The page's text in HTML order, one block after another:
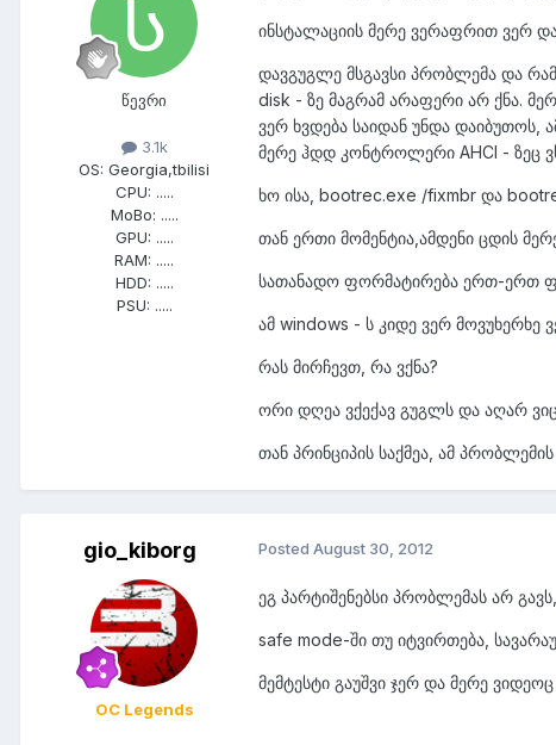
წევრი
3.1k
OS: Georgia,tbilisi
CPU: .....
MoBo: .....
GPU: .....
RAM: .....
HDD: .....
PSU: .....
ინსტალაციის მერე ვერაფრით ვერ
დავგუგლე მსგავსი პრობლემა და
disk - ზე მაგრამ არაფერი არ ქნა.
ვერ ხვდება საიდან უნდა დაიბუთოს,
მერე ჰდდ კონტროლერი AHCI - ზეც
ხო ისა, bootrec.exe /fixmbr და
თან ერთი მომენტია,ამდენი ცდის
სათანადო ფორმატირება ერთ-ერთ
ამ windows - ს კიდე ვერ მოვუხერხე
რას მირჩევთ, რა ვქნა?
ორი დღეა ვქექავ გუგლს და აღარ
თან პრინციპის საქმეა, ამ
gio_kiborg
OC Legends
Posted August 30, 2012
ეგ პარტიშენებსი პრობლემას არ
safe mode-ში თუ იტვირთება,
მემტესტი გაუშვი ჯერ და მერე